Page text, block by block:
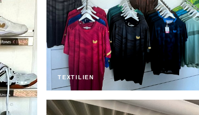
TEXTILIEN